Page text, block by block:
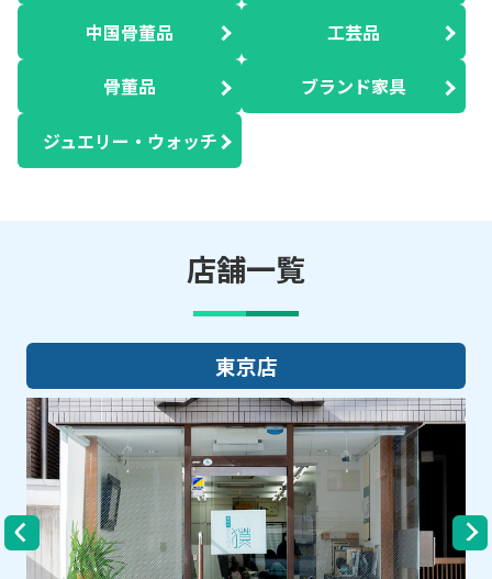
中国骨董品 工芸品
骨董品 ブランド家具
ジュエリー・ウォッチ
店舗一覧
東京店